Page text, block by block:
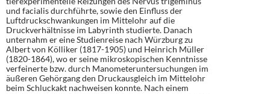
und facialis durchführte, sowie den Einfluss der
Luftdruckschwankungen im Mittelohr auf die
Druckverhältnisse im Labyrinth studierte. Danach
unternahm er eine Studienreise nach Würzburg zu
Albert von Kölliker (1817-1905) und Heinrich Müller
(1820-1864), wo er seine mikroskopischen Kenntnisse
verfeinerte bzw. durch Manometeruntersuchungen im
äußeren Gehörgang den Druckausgleich im Mittelohr
beim Schluckakt nachweisen konnte. Nach einem